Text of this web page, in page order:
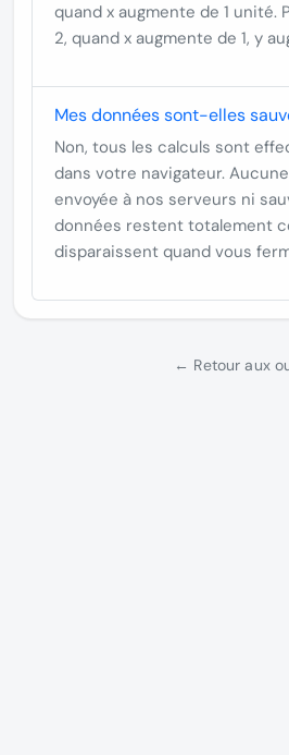
quand x augmente de 1 unité.
2, quand x augmente de 1, y
Mes données sont-elles
Non, tous les calculs sont
dans votre navigateur.
envoyée à nos serveurs ni
données restent totalement
disparaissent quand vous
← Retour aux